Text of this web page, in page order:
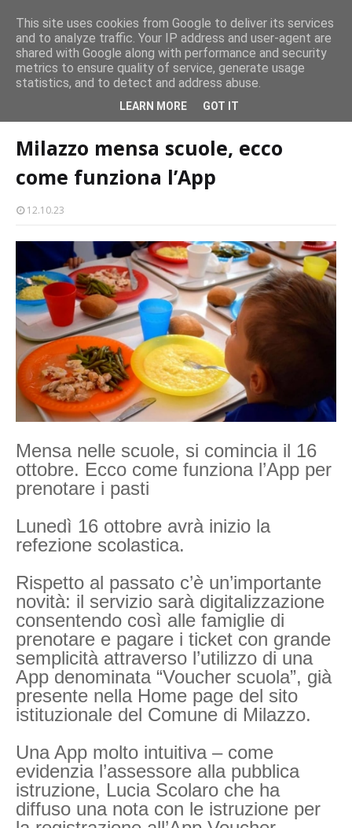
CASTELLO-MILAZZO
Milazzo 28ª Sagra del Pesce a Vaccarella: il programma
EVENTI
tecnologia
Milazzo mensa scuole, ecco come funziona
Milazzo mensa scuole, ecco
come funziona l’App
12.10.23
Mensa nelle scuole, si comincia il 16
ottobre. Ecco come funziona l’App per
prenotare i pasti
Lunedì 16 ottobre avrà inizio la
refezione scolastica.
Rispetto al passato c’è un’importante
novità: il servizio sarà digitalizzazione
consentendo così alle famiglie di
prenotare e pagare i ticket con grande
semplicità attraverso l’utilizzo di una
App denominata “Voucher scuola”, già
presente nella Home page del sito
istituzionale del Comune di Milazzo.
Una App molto intuitiva – come
evidenzia l’assessore alla pubblica
istruzione, Lucia Scolaro che ha
diffuso una nota con le istruzione per
This site uses cookies from Google to deliver its services
and to analyze traffic. Your IP address and user-agent are
shared with Google along with performance and security
metrics to ensure quality of service, generate usage
statistics, and to detect and address abuse.
LEARN MORE GOT IT